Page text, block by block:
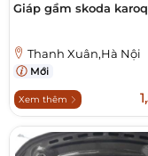
Giáp gầm skoda karoq
Thanh Xuân,Hà Nội
Mới
Xem thêm